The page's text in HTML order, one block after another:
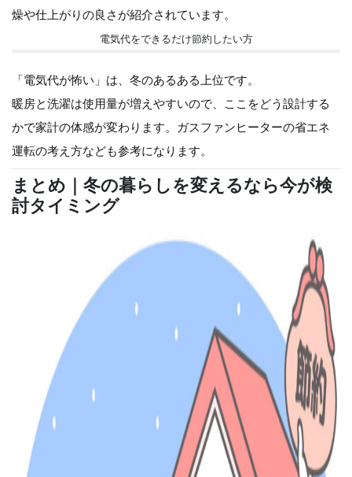
燥や仕上がりの良さが紹介されています。
電気代をできるだけ節約したい方
「電気代が怖い」は、冬のあるある上位です。
暖房と洗濯は使用量が増えやすいので、ここをどう設計する
かで家計の体感が変わります。ガスファンヒーターの省エネ
運転の考え方なども参考になります。
まとめ｜冬の暮らしを変えるなら今が検
討タイミング